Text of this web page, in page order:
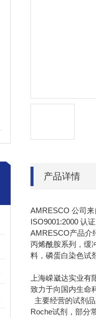
产品详情
AMRESCO 公司
ISO9001:2000 认
AMRESCO产品介
丙烯酰胺系列，缓
料，磷蛋白染色试
上海嵘崴达实业
致力于向国内生命
主要经营的试剂
Roche试剂，部分